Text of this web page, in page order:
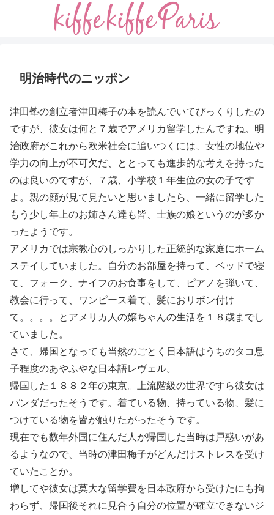
明治時代のニッポン
津田塾の創立者津田梅子の本を読んでいてびっくりしたの
ですが、彼女は何と７歳でアメリカ留学したんですね。明
治政府がこれから欧米社会に追いつくには、女性の地位や
学力の向上が不可欠だ、ととっても進歩的な考えを持った
のは良いのですが、７歳、小学校１年生位の女の子です
よ。親の顔が見て見たいと思いましたら、一緒に留学した
もう少し年上のお姉さん達も皆、士族の娘というのが多か
ったようです。
アメリカでは宗教心のしっかりした正統的な家庭にホーム
ステイしていました。自分のお部屋を持って、ベッドで寝
て、フォーク、ナイフのお食事をして、ピアノを弾いて、
教会に行って、ワンピース着て、髪におリボン付け
て。。。。とアメリカ人の嬢ちゃんの生活を１８歳までし
ていました。
さて、帰国となっても当然のごとく日本語はうちのタコ息
子程度のあやふやな日本語レヴェル。
帰国した１８８２年の東京。上流階級の世界ですら彼女は
パンダだったそうです。着ている物、持っている物、髪に
つけている物を皆が触りたがったそうです。
現在でも数年外国に住んだ人が帰国した当時は戸惑いがあ
るようなので、当時の津田梅子がどんだけストレスを受け
ていたことか。
増してや彼女は莫大な留学費を日本政府から受けたにも拘
わらず、帰国後それに見合う自分の位置が確立できないジ